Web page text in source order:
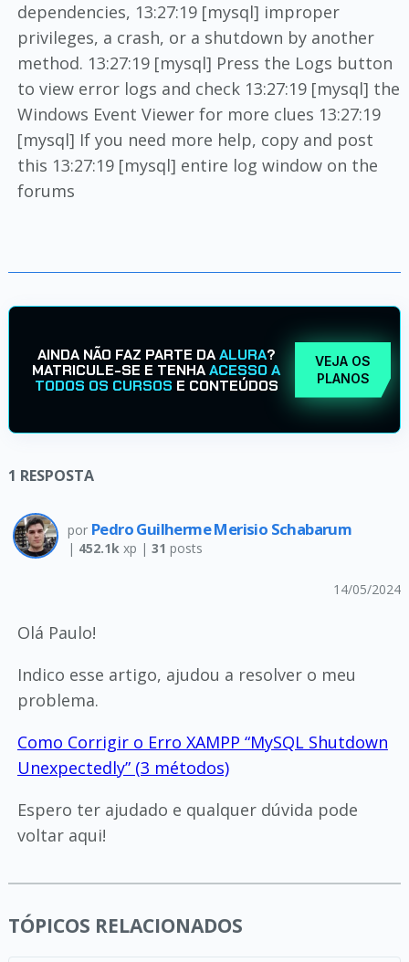
dependencies, 13:27:19 [mysql] improper
privileges, a crash, or a shutdown by another
method. 13:27:19 [mysql] Press the Logs button
to view error logs and check 13:27:19 [mysql] the
Windows Event Viewer for more clues 13:27:19
[mysql] If you need more help, copy and post
this 13:27:19 [mysql] entire log window on the
forums
AINDA NÃO FAZ PARTE DAALURA?
MATRICULE-SE E TENHAACESSO A
TODOS OS CURSOS E CONTEÚDOS
VEJA OS
PLANOS
1 RESPOSTA
por Pedro Guilherme Merisio Schabarum
| 452.1kxp | 31 posts
14/05/2024
Olá Paulo!
Indico esse artigo, ajudou a resolver o meu
problema.
Como Corrigir o Erro XAMPP “MySQL Shutdown
Unexpectedly” (3 métodos)
Espero ter ajudado e qualquer dúvida pode
voltar aqui!
TÓPICOS RELACIONADOS